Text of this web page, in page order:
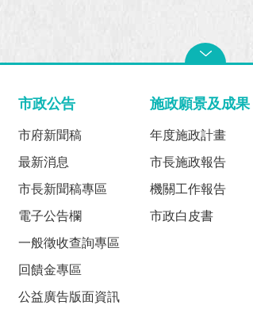
市政公告
市府新聞稿
最新消息
市長新聞稿專區
電子公告欄
一般徵收查詢專區
回饋金專區
公益廣告版面資訊
施政願景及成果
年度施政計畫
市長施政報告
機關工作報告
市政白皮書